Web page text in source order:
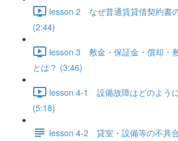
lesson 2 なぜ普通賃貸借契約書
(2:44)
lesson 3 敷金・保証金・償却・
とは？ (3:46)
lesson 4-1 設備故障はどのよう
(5:18)
lesson 4-2 貸室・設備等の不具